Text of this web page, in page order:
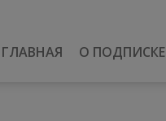
ГЛАВНАЯ О ПОДПИСКЕ